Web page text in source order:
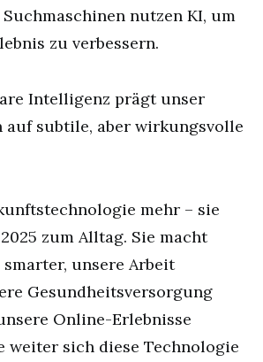
nutzen KI, um
zu verbessern.
Intelligenz prägt unser
auf subtile, aber wirkungsvolle
mehr – sie
zum Alltag. Sie macht
unsere Arbeit
Gesundheitsversorgung
Online-Erlebnisse
weiter sich diese Technologie